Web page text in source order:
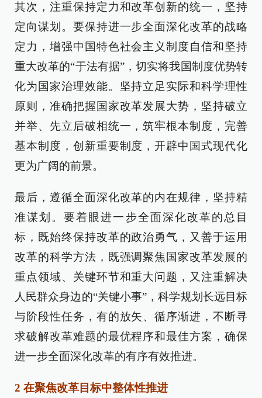
其次，注重保持定力和改革创新的统一，坚持
定向谋划。要保持进一步全面深化改革的战略
定力，增强中国特色社会主义制度自信和坚持
重大改革的“于法有据”，切实将我国制度优势转
化为国家治理效能。坚持立足实际和科学理性
原则，准确把握国家改革发展大势，坚持破立
并举、先立后破相统一，筑牢根本制度，完善
基本制度，创新重要制度，开辟中国式现代化
更为广阔的前景。
最后，遵循全面深化改革的内在规律，坚持精
准谋划。要着眼进一步全面深化改革的总目
标，既始终保持改革的政治勇气，又善于运用
改革的科学方法，既强调聚焦国家改革发展的
重点领域、关键环节和重大问题，又注重解决
人民群众身边的“关键小事”，科学规划长远目标
与阶段性任务，有的放矢、循序渐进，不断寻
求破解改革难题的最优程序和最佳方案，确保
进一步全面深化改革的有序有效推进。
2 在聚焦改革目标中整体性推进